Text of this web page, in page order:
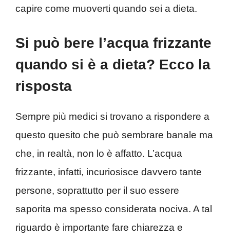
capire come muoverti quando sei a dieta.
Si può bere l’acqua frizzante
quando si è a dieta? Ecco la
risposta
Sempre più medici si trovano a rispondere a
questo quesito che può sembrare banale ma
che, in realtà, non lo è affatto. L’acqua
frizzante, infatti, incuriosisce davvero tante
persone, soprattutto per il suo essere
saporita ma spesso considerata nociva. A tal
riguardo è importante fare chiarezza e